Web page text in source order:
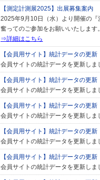
【測定計測展2025】出展募集案内
2025年9月10日（水）より開催の『
奮ってのご参加をお願いいたします。
⇒詳細はこちら
【会員用サイト】統計データの更新
会員サイトの統計データを更新しま
【会員用サイト】統計データの更新
会員サイトの統計データを更新しま
【会員用サイト】統計データの更新
会員サイトの統計データを更新しま
【会員用サイト】統計データの更新
会員サイトの統計データを更新しま
【会員用サイト】統計データの更新
会員サイトの統計データを更新しま